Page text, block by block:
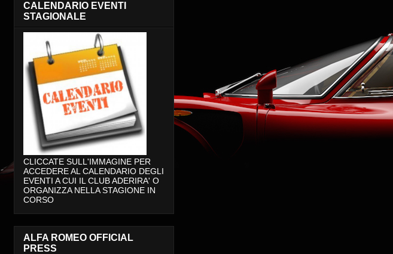
CALENDARIO EVENTI
STAGIONALE
CLICCATE SULL'IMMAGINE PER
ACCEDERE AL CALENDARIO DEGLI
EVENTI A CUI IL CLUB ADERIRA' O
ORGANIZZA NELLA STAGIONE IN
CORSO
ALFA ROMEO OFFICIAL
PRESS